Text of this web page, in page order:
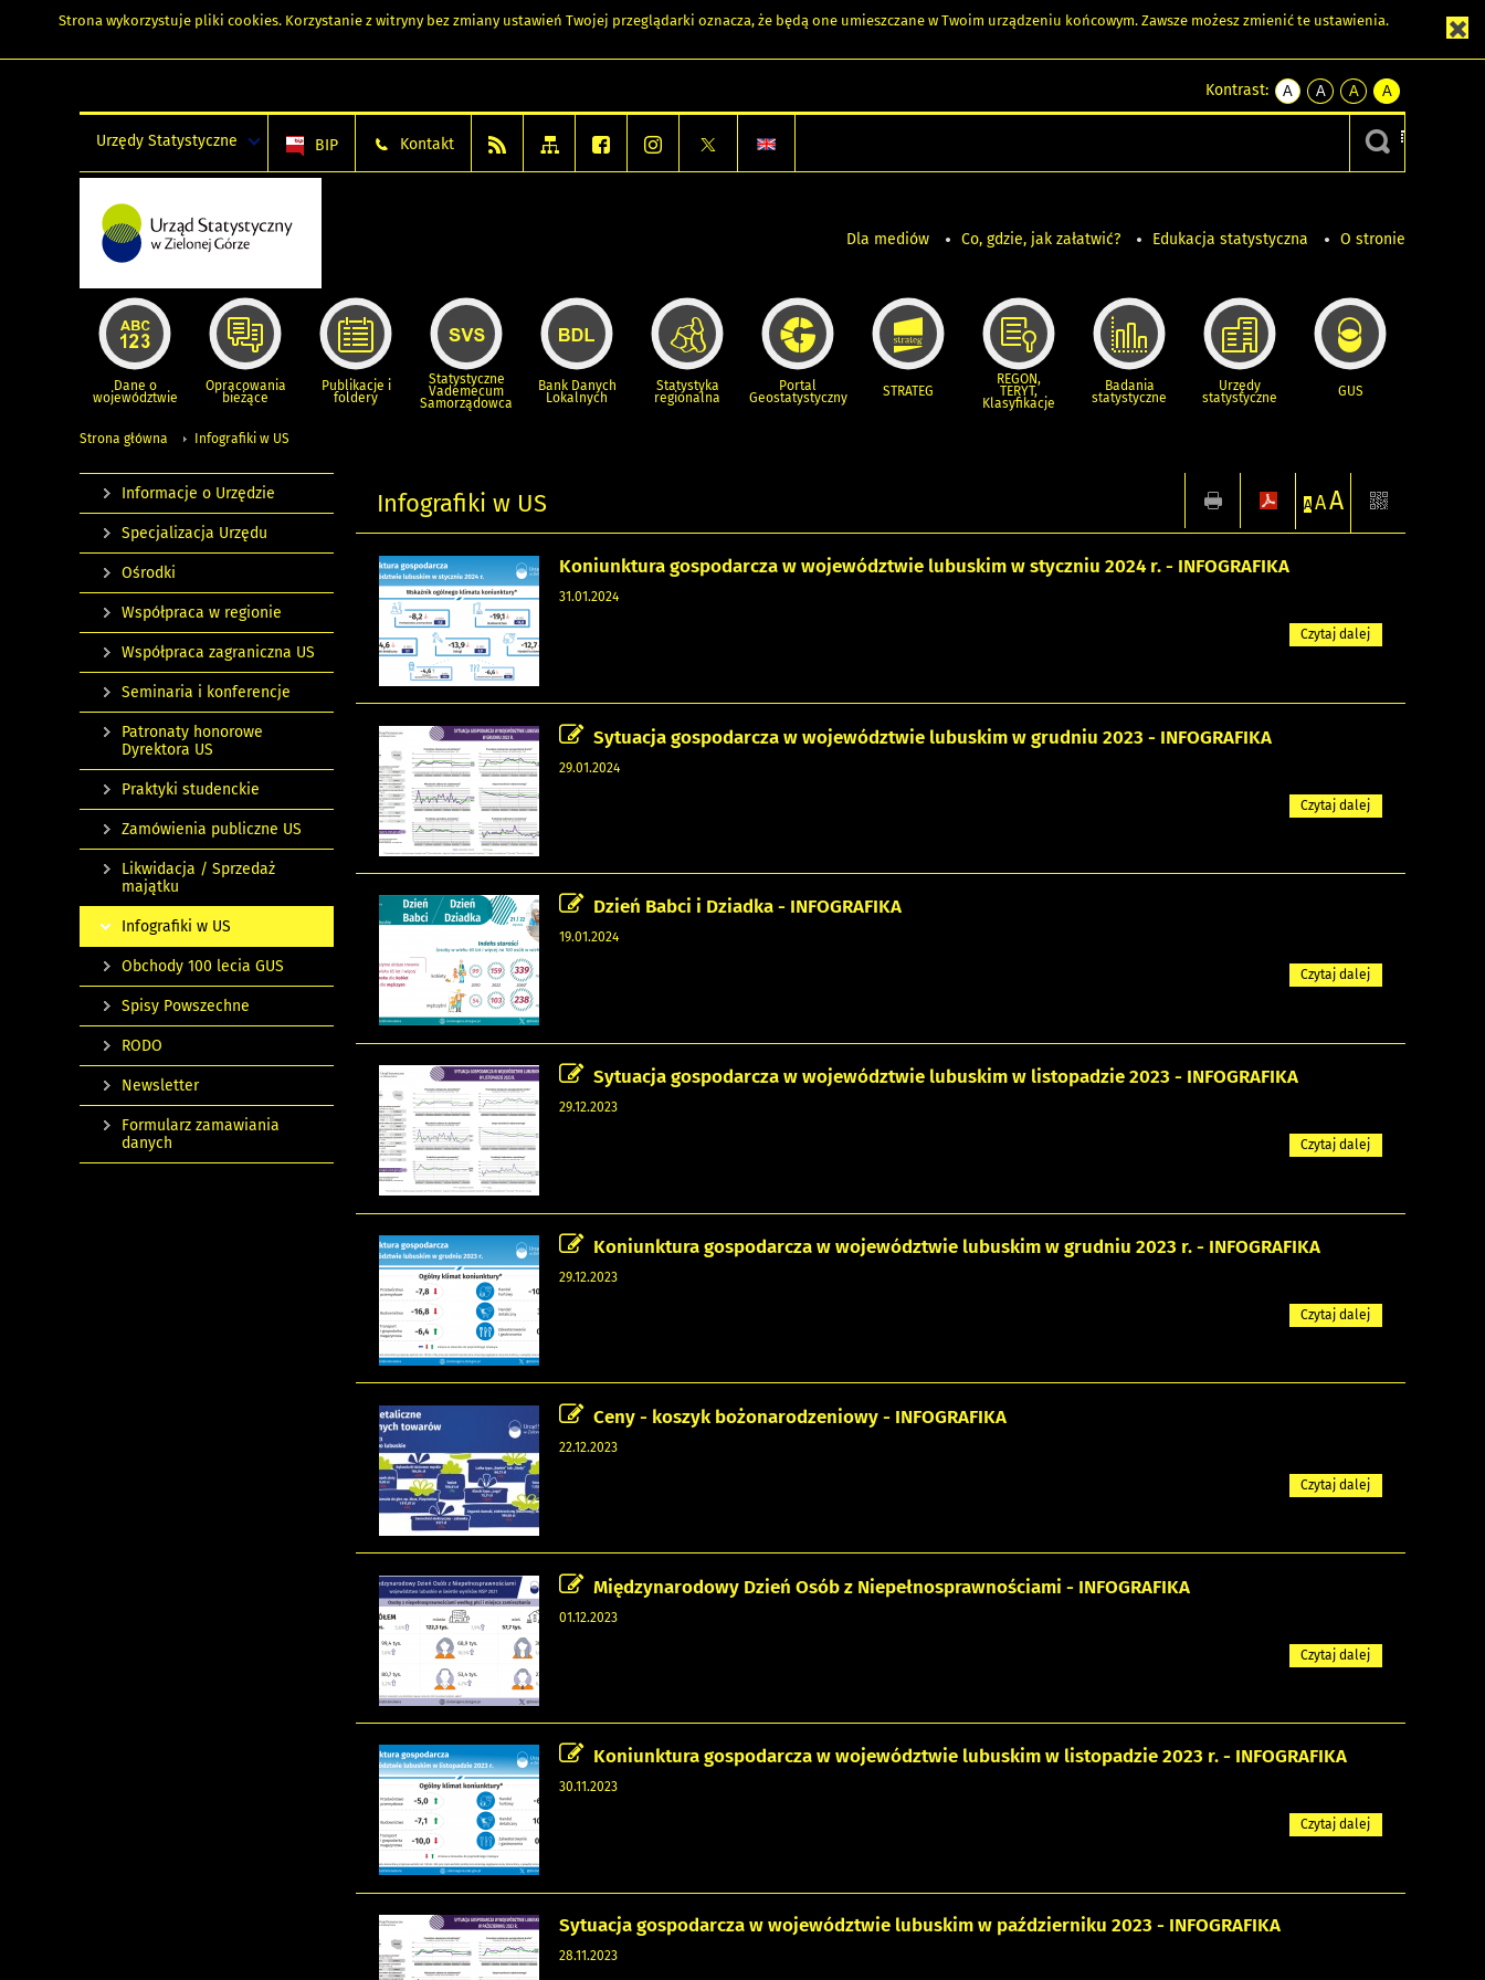
Strona wykorzystuje pliki cookies. Korzystanie z witryny bez zmiany ustawień Twojej przeglądarki oznacza, że będą one umieszczane w Twoim urządzeniu końcowym. Zawsze możesz zmienić te ustawienia.
Kontrast:
A
kontrast
A
kontrast
czarnym
A
kontrast
żółty
tekst
czarnym
A
kontrast
czarny
tekst
żółtym
Urzędy Statystyczne BIP Kontakt
Dla mediów Co, gdzie, jak załatwić? Edukacja statystyczna O stronie
Dane o
województwie
Opracowania
bieżące
Publikacje i
foldery
Statystyczne
Vademecum
Samorządowca
Bank Danych
Lokalnych
Statystyka
regionalna
Portal
Geostatystyczny STRATEG
REGON,
TERYT,
Klasyfikacje
Badania
statystyczne
Urzędy
statystyczne GUS
Strona główna Infografiki w US
Infografiki w US A AA
Koniunktura gospodarcza w województwie lubuskim w styczniu 2024 r. - INFOGRAFIKA
31.01.2024
Czytaj dalej
Sytuacja gospodarcza w województwie lubuskim w grudniu 2023 - INFOGRAFIKA
29.01.2024
Czytaj dalej
Dzień Babci i Dziadka - INFOGRAFIKA
19.01.2024
Czytaj dalej
Sytuacja gospodarcza w województwie lubuskim w listopadzie 2023 - INFOGRAFIKA
29.12.2023
Czytaj dalej
Koniunktura gospodarcza w województwie lubuskim w grudniu 2023 r. - INFOGRAFIKA
29.12.2023
Czytaj dalej
Ceny - koszyk bożonarodzeniowy - INFOGRAFIKA
22.12.2023
Czytaj dalej
Międzynarodowy Dzień Osób z Niepełnosprawnościami - INFOGRAFIKA
01.12.2023
Czytaj dalej
Koniunktura gospodarcza w województwie lubuskim w listopadzie 2023 r. - INFOGRAFIKA
30.11.2023
Czytaj dalej
Sytuacja gospodarcza w województwie lubuskim w październiku 2023 - INFOGRAFIKA
28.11.2023
Informacje o Urzędzie
Specjalizacja Urzędu
Ośrodki
Współpraca w regionie
Współpraca zagraniczna US
Seminaria i konferencje
Patronaty honorowe
Dyrektora US
Praktyki studenckie
Zamówienia publiczne US
Likwidacja / Sprzedaż
majątku
Infografiki w US
Obchody 100 lecia GUS
Spisy Powszechne
RODO
Newsletter
Formularz zamawiania
danych